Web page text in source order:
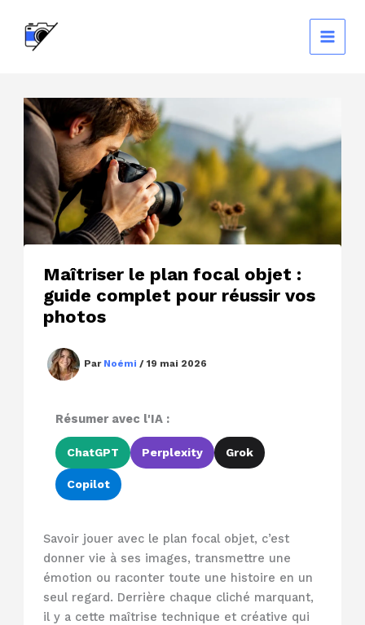
contenu
Maîtriser le plan focal objet :
guide complet pour réussir vos
photos
Par Noémi /19 mai 2026
Résumer avec l'IA :
ChatGPT Perplexity Grok
Copilot
Savoir jouer avec le plan focal objet, c’est
donner vie à ses images, transmettre une
émotion ou raconter toute une histoire en un
seul regard. Derrière chaque cliché marquant,
il y a cette maîtrise technique et créative qui